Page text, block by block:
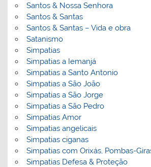
Santos & Nossa Senhora
Santos & Santas
Santos & Santas – Vida e obra
Satanismo
Simpatias
Simpatias a Iemanjá
Simpatias a Santo Antonio
Simpatias a São João
Simpatias a São Jorge
Simpatias a São Pedro
Simpatias Amor
Simpatias angelicais
Simpatias ciganas
Simpatias com Orixás, Pombas-
Simpatias Defesa & Proteção